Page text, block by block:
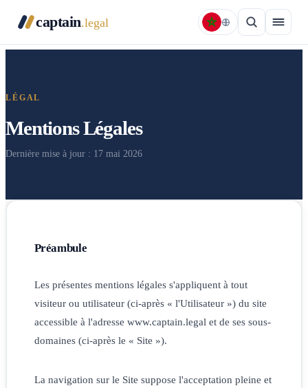
captain.legal
LÉGAL
Mentions Légales
Dernière mise à jour : 17 mai 2026
Préambule
Les présentes mentions légales s'appliquent à tout
visiteur ou utilisateur (ci-après « l'Utilisateur ») du site
accessible à l'adresse www.captain.legal et de ses sous-
domaines (ci-après le « Site »).
La navigation sur le Site suppose l'acceptation pleine et